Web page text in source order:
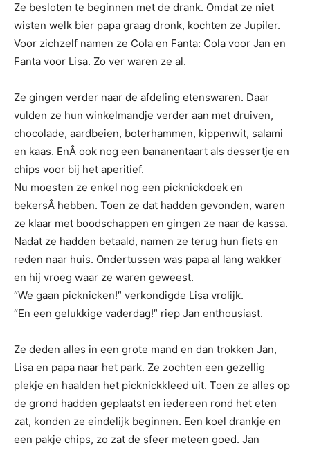
Ze besloten te beginnen met de drank. Omdat ze niet
wisten welk bier papa graag dronk, kochten ze Jupiler.
Voor zichzelf namen ze Cola en Fanta: Cola voor Jan en
Fanta voor Lisa. Zo ver waren ze al.
Ze gingen verder naar de afdeling etenswaren. Daar
vulden ze hun winkelmandje verder aan met druiven,
chocolade, aardbeien, boterhammen, kippenwit, salami
en kaas. EnÂ ook nog een bananentaart als dessertje en
chips voor bij het aperitief.
Nu moesten ze enkel nog een picknickdoek en
bekersÂ hebben. Toen ze dat hadden gevonden, waren
ze klaar met boodschappen en gingen ze naar de kassa.
Nadat ze hadden betaald, namen ze terug hun fiets en
reden naar huis. Ondertussen was papa al lang wakker
en hij vroeg waar ze waren geweest.
“We gaan picknicken!” verkondigde Lisa vrolijk.
“En een gelukkige vaderdag!” riep Jan enthousiast.
Ze deden alles in een grote mand en dan trokken Jan,
Lisa en papa naar het park. Ze zochten een gezellig
plekje en haalden het picknickkleed uit. Toen ze alles op
de grond hadden geplaatst en iedereen rond het eten
zat, konden ze eindelijk beginnen. Een koel drankje en
een pakje chips, zo zat de sfeer meteen goed. Jan